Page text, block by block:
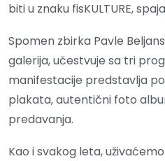
biti u znaku fisKULTURE,
Spomen zbirka Pavle
galerija, učestvuje sa tri
manifestacije predstavlja
plakata, autentični foto
predavanja.
Kao i svakog leta,